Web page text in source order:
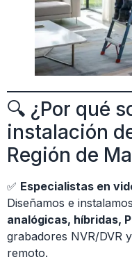
🔍 ¿Por qué
instalación
Región de
✅ Especialistas en
Diseñamos e
analógicas, híbridas,
grabadores NVR/DVR
remoto.